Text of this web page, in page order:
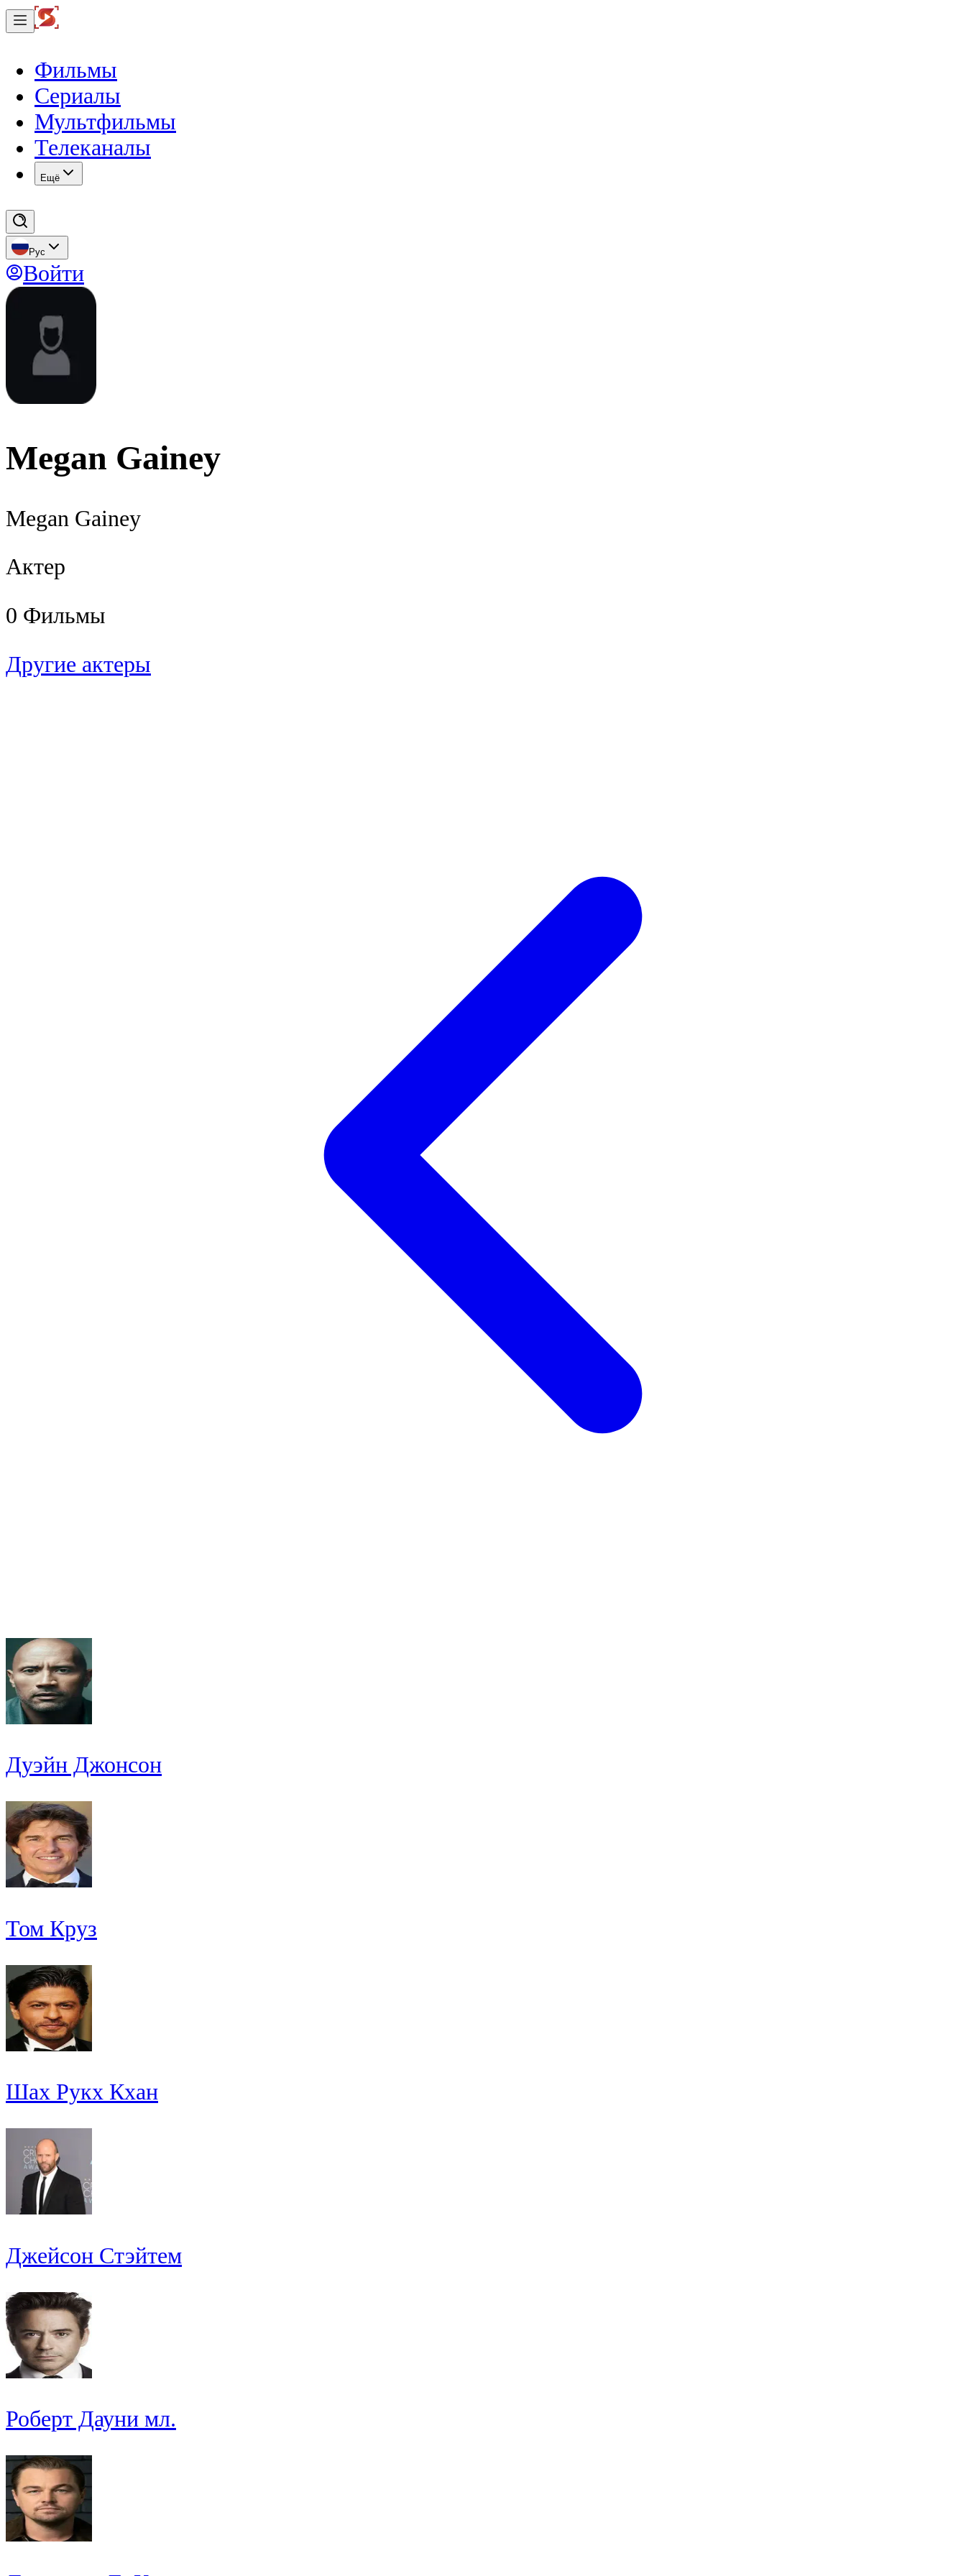
Фильмы
Сериалы
Мультфильмы
Телеканалы
Eщё
Рус
Войти
Megan Gainey
Megan Gainey
Актер
0 Фильмы
Другие актеры
Дуэйн Джонсон
Том Круз
Шах Рукх Кхан
Джейсон Стэйтем
Роберт Дауни мл.